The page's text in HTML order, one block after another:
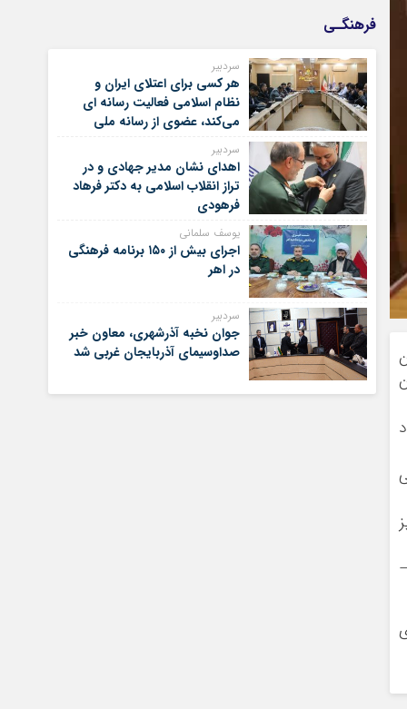
تردد
فرهنگـی
سردبیر
هر کسی برای اعتلای ایران و
نظام اسلامی فعالیت رسانه ای
می‌کند، عضوی از رسانه ملی
سردبیر
اهدای نشان مدیر جهادی و در
تراز انقلاب اسلامی به دکتر فرهاد
فرهودی
یوسف سلمانی
اجرای بیش از ۱۵۰ برنامه فرهنگی
در اهر
سردبیر
جوان نخبه آذرشهری، معاون خبر
صداوسیمای آذربایجان غربی شد